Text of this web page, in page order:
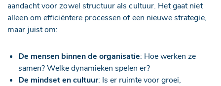
aandacht voor zowel structuur als cultuur. Het gaat niet
alleen om efficiëntere processen of een nieuwe strategie,
maar juist om:
De mensen binnen de organisatie: Hoe werken ze
samen? Welke dynamieken spelen er?
De mindset en cultuur: Is er ruimte voor groei,